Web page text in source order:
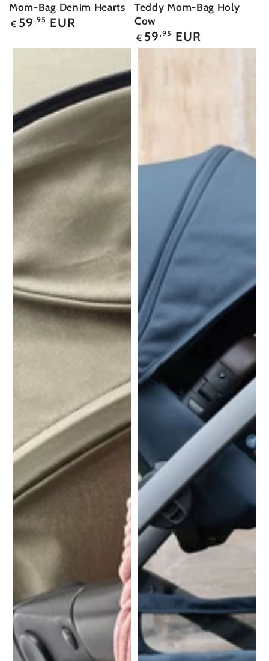
Mom-Bag Denim Hearts
Regulärer
Preis
€ 59 ,95 EUR
Teddy Mom-Bag Holy
Cow
Regulärer
Preis
€ 59 ,95 EUR